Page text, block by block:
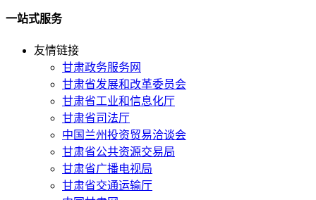
一站式服务
友情链接
甘肃政务服务网
甘肃省发展和改革委员会
甘肃省工业和信息化厅
甘肃省司法厅
中国兰州投资贸易洽谈会
甘肃省公共资源交易局
甘肃省广播电视局
甘肃省交通运输厅